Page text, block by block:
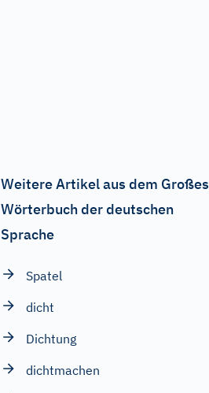
Weitere Artikel aus dem Großes
Wörterbuch der deutschen
Sprache
Spatel
dicht
Dichtung
dichtmachen